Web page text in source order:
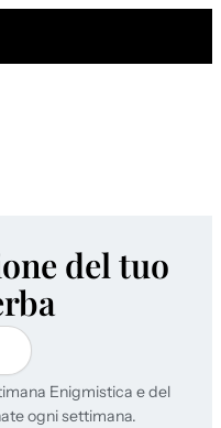
del tuo
Enigmistica e del
ogni settimana.